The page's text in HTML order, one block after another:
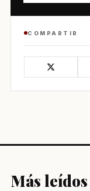
COMPARTIR
Más leídos